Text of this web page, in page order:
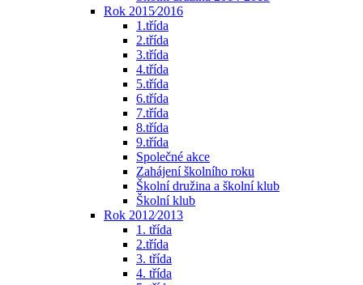
Rok 2015⁄2016
1.třída
2.třída
3.třída
4.třída
5.třída
6.třída
7.třída
8.třída
9.třída
Společné akce
Zahájení školního roku
Školní družina a školní klub
Školní klub
Rok 2012⁄2013
1. třída
2.třída
3. třída
4. třída